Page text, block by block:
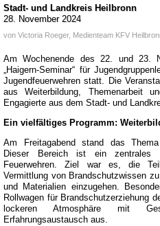
Stadt- und Landkreis Heilbronn
28. November 2024
von Victoria Roeger, Medienteam KFV
Am Wochenende des 22. und 23.
„Haigern-Seminar“ für
Jugendfeuerwehren statt. Die
aus Weiterbildung, Themenarbeit
Engagierte aus dem Stadt- und
Ein vielfältiges Programm:
Am Freitagabend stand das
Dieser Bereich ist ein zentrales
Feuerwehren. Ziel war es, die
Vermittlung von Brandschutzwissen
und Materialien einzugehen.
Rollwagen für Brandschutzerziehung
lockeren Atmosphäre mit
Erfahrungsaustausch aus.